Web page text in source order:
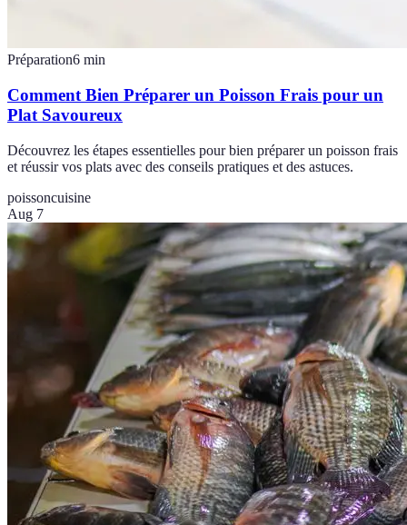
Préparation6 min
Comment Bien Préparer un Poisson Frais pour un
Plat Savoureux
Découvrez les étapes essentielles pour bien préparer un poisson frais
et réussir vos plats avec des conseils pratiques et des astuces.
poissoncuisine
Aug 7